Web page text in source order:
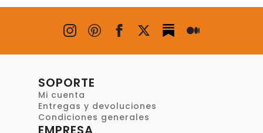
SOPORTE
Mi cuenta
Entregas y devoluciones
Condiciones generales